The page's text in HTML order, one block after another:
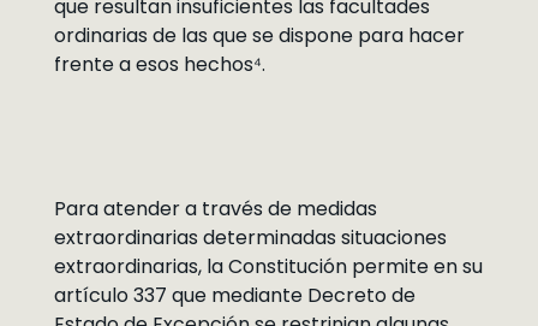
que resultan insuficientes las facultades
ordinarias de las que se dispone para hacer
frente a esos hechos⁴.
Para atender a través de medidas
extraordinarias determinadas situaciones
extraordinarias, la Constitución permite en su
artículo 337 que mediante Decreto de